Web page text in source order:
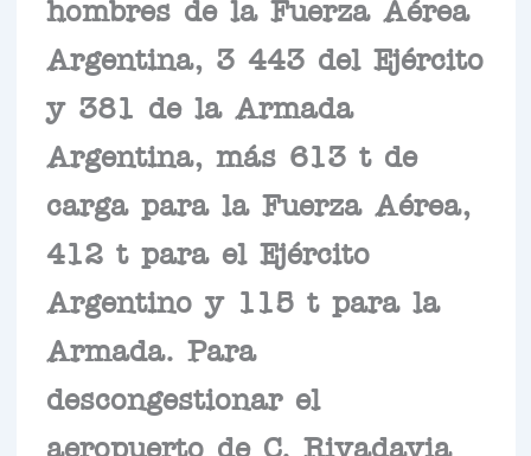
hombres de la Fuerza Aérea
Argentina, 3 443 del Ejército
y 381 de la Armada
Argentina, más 613 t de
carga para la Fuerza Aérea,
412 t para el Ejército
Argentino y 115 t para la
Armada. Para
descongestionar el
aeropuerto de C. Rivadavia